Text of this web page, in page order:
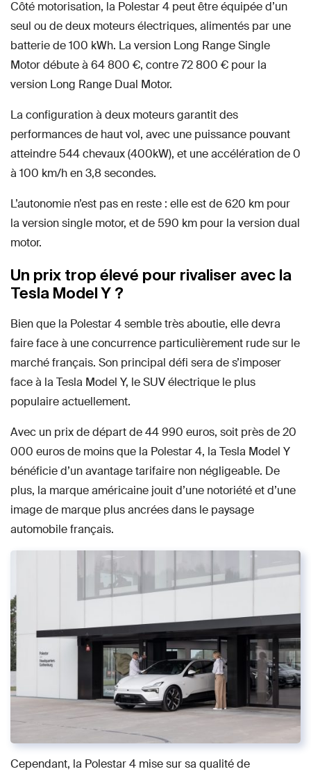
Côté motorisation, la Polestar 4 peut être équipée d’un
seul ou de deux moteurs électriques, alimentés par une
batterie de 100 kWh. La version Long Range Single
Motor débute à 64 800 €, contre 72 800 € pour la
version Long Range Dual Motor.
La configuration à deux moteurs garantit des
performances de haut vol, avec une puissance pouvant
atteindre 544 chevaux (400kW), et une accélération de 0
à 100 km/h en 3,8 secondes.
L’autonomie n’est pas en reste : elle est de 620 km pour
la version single motor, et de 590 km pour la version dual
motor.
Un prix trop élevé pour rivaliser avec la
Tesla Model Y ?
Bien que la Polestar 4 semble très aboutie, elle devra
faire face à une concurrence particulièrement rude sur le
marché français. Son principal défi sera de s’imposer
face à la Tesla Model Y, le SUV électrique le plus
populaire actuellement.
Avec un prix de départ de 44 990 euros, soit près de 20
000 euros de moins que la Polestar 4, la Tesla Model Y
bénéficie d’un avantage tarifaire non négligeable. De
plus, la marque américaine jouit d’une notoriété et d’une
image de marque plus ancrées dans le paysage
automobile français.
Cependant, la Polestar 4 mise sur sa qualité de